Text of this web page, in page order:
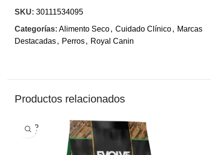
SKU: 30111534095
Categorías: Alimento Seco, Cuidado Clínico, Marcas
Destacadas, Perros, Royal Canin
Productos relacionados
SOLD
OUT